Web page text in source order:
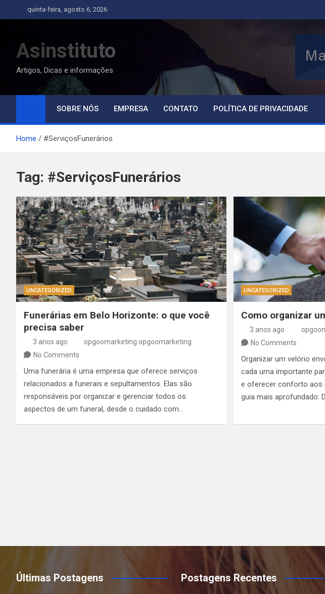
to
quinta-feira, agosto 6, 2026
Asinstituto
Artigos, Dicas e informações
SOBRE NÓS EMPRESA CONTATO POLÍTICA DE PRIVACIDADE
Home #ServiçosFunerários
Tag: #ServiçosFunerários
UNCATEGORIZED
Funerárias em Belo Horizonte: o que você
precisa saber
3 anos ago
opgoomarketing opgoomarketing
No Comments
Uma funerária é uma empresa que oferece serviços
relacionados a funerais e sepultamentos. Elas são
responsáveis por organizar e gerenciar todos os
aspectos de um funeral, desde o cuidado com…
UNCATEGORIZED
Como organizar
3 anos ago
No Comments
Organizar um velório
cada uma importante
e oferecer conforto aos
guia mais aprofundado:
Últimas Postagens Postagens Recentes